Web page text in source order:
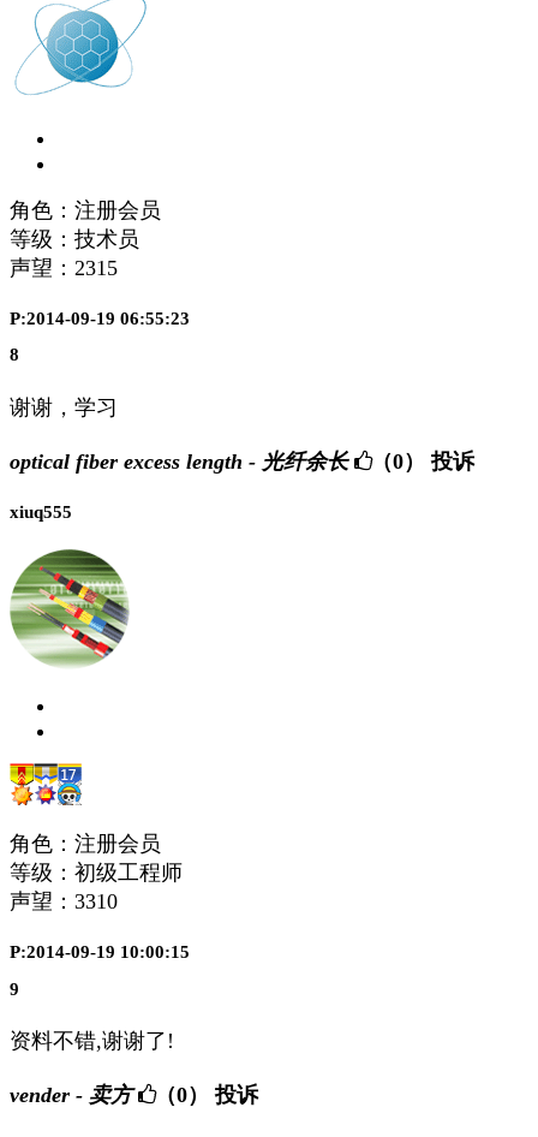
角色：注册会员
等级：技术员
声望： 2315
P:2014-09-19 06:55:23
8
谢谢，学习
optical fiber excess length - 光纤余长 （0） 投诉
xiuq555
角色：注册会员
等级：初级工程师
声望： 3310
P:2014-09-19 10:00:15
9
资料不错,谢谢了!
vender - 卖方 （0） 投诉